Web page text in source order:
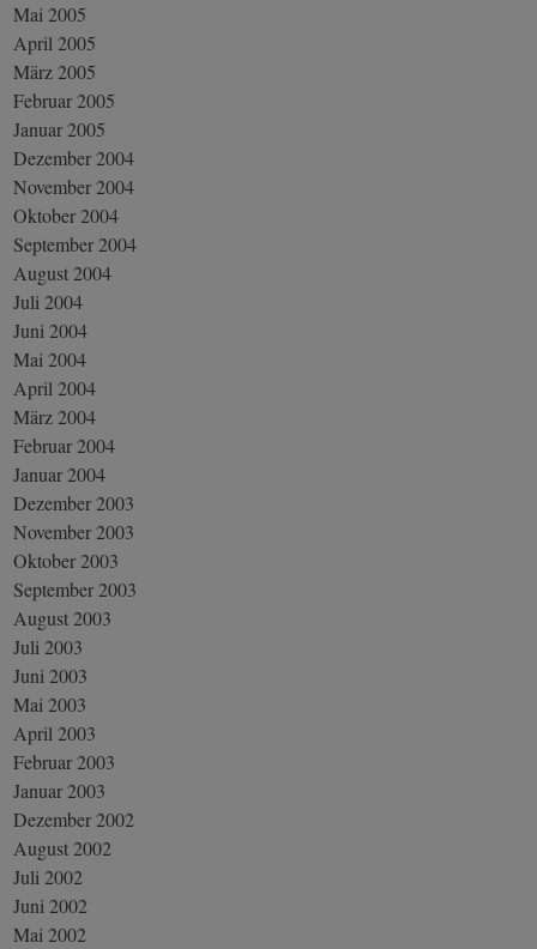
Mai 2005
April 2005
März 2005
Februar 2005
Januar 2005
Dezember 2004
November 2004
Oktober 2004
September 2004
August 2004
Juli 2004
Juni 2004
Mai 2004
April 2004
März 2004
Februar 2004
Januar 2004
Dezember 2003
November 2003
Oktober 2003
September 2003
August 2003
Juli 2003
Juni 2003
Mai 2003
April 2003
Februar 2003
Januar 2003
Dezember 2002
August 2002
Juli 2002
Juni 2002
Mai 2002